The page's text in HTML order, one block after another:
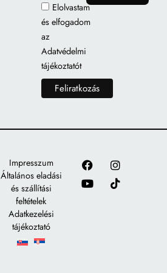
Elolvastam
és elfogadom
az
Adatvédelmi
tájékoztatót
Impresszum
Általános eladási
és szállítási
feltételek
Adatkezelési
tájékoztató